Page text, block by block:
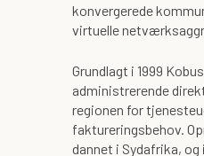
konvergerede
virtuelle
Grundlagt i 1999
administrerende
regionen for
faktureringsbehov.
dannet i Sydafrika,